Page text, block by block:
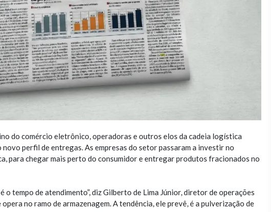
do comércio eletrônico, operadoras e outros elos da cadeia logística
perfil de entregas. As empresas do setor passaram a investir no
para chegar mais perto do consumidor e entregar produtos fracionados no
o tempo de atendimento”, diz Gilberto de Lima Júnior, diretor de operações
no ramo de armazenagem. A tendência, ele prevê, é a pulverização de